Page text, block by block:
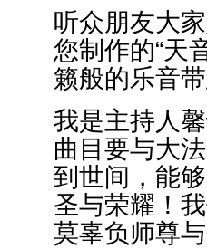
听众朋友大
您制作的“天
籁般的乐音
我是主持人
曲目要与大
到世间，能
圣与荣耀！
莫辜负师尊